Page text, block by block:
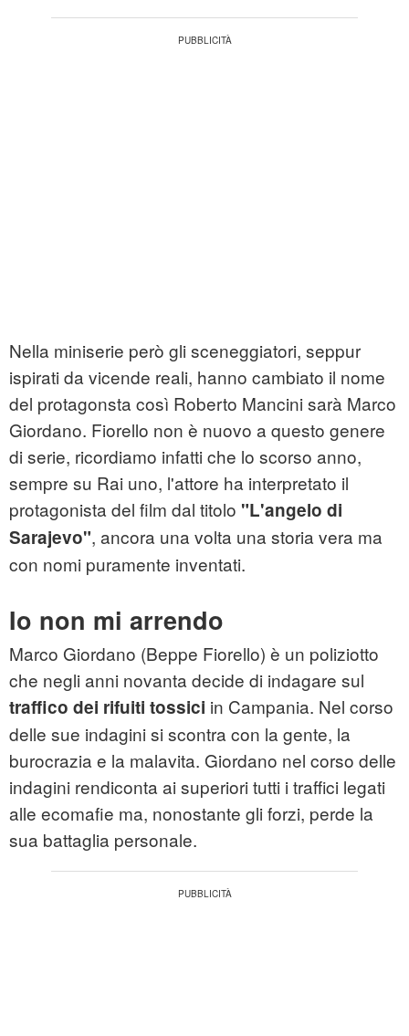
Nella miniserie però gli sceneggiatori, seppur
ispirati da vicende reali, hanno cambiato il nome
del protagonsta così Roberto Mancini sarà Marco
Giordano. Fiorello non è nuovo a questo genere
di serie, ricordiamo infatti che lo scorso anno,
sempre su Rai uno, l'attore ha interpretato il
protagonista del film dal titolo "L'angelo di
Sarajevo", ancora una volta una storia vera ma
con nomi puramente inventati.
Io non mi arrendo
Marco Giordano (Beppe Fiorello) è un poliziotto
che negli anni novanta decide di indagare sul
traffico dei rifuiti tossici in Campania. Nel corso
delle sue indagini si scontra con la gente, la
burocrazia e la malavita. Giordano nel corso delle
indagini rendiconta ai superiori tutti i traffici legati
alle ecomafie ma, nonostante gli forzi, perde la
sua battaglia personale.